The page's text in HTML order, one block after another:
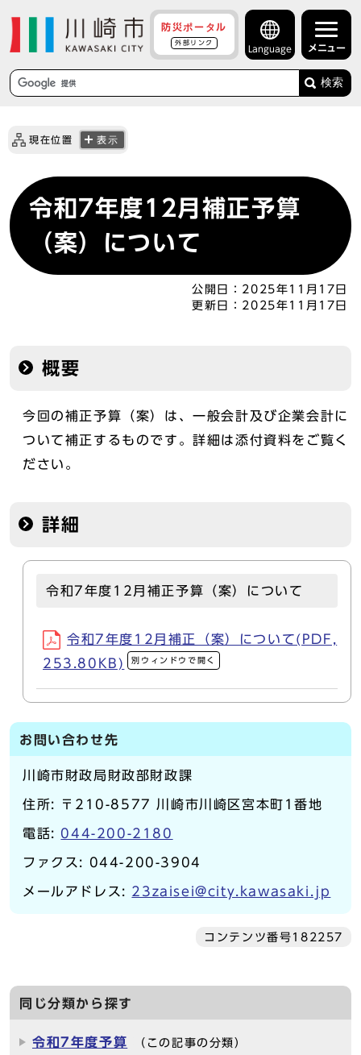
防災ポータル
外部リンク
Language メニュー
検索
現在位置 表示
令和7年度12月補正予算
（案）について
公開日： 2025年11月17日
更新日： 2025年11月17日
概要
今回の補正予算（案）は、一般会計及び企業会計に
ついて補正するものです。詳細は添付資料をご覧く
ださい。
詳細
令和7年度12月補正予算（案）について
令和7年度12月補正（案）について(PDF,
253.80KB)
別ウィンドウで開く
お問い合わせ先
川崎市財政局財政部財政課
住所: 〒210-8577 川崎市川崎区宮本町1番地
電話: 044-200-2180
ファクス: 044-200-3904
メールアドレス: 23zaisei@city.kawasaki.jp
コンテンツ番号182257
同じ分類から探す
令和7年度予算 （この記事の分類）